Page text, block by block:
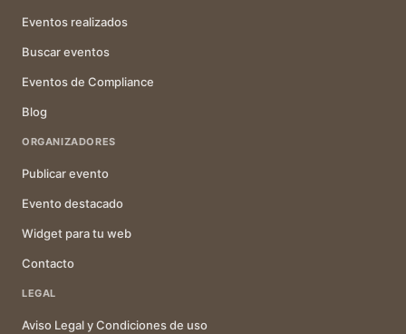
Eventos realizados
Buscar eventos
Eventos de Compliance
Blog
ORGANIZADORES
Publicar evento
Evento destacado
Widget para tu web
Contacto
LEGAL
Aviso Legal y Condiciones de uso